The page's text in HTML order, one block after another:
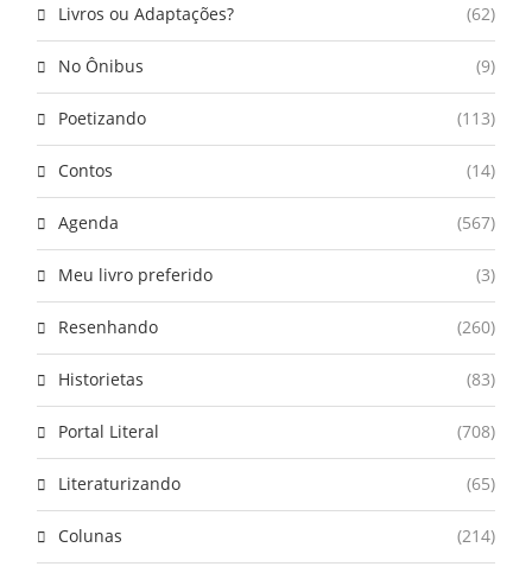
Livros ou Adaptações? (62)
No Ônibus (9)
Poetizando (113)
Contos (14)
Agenda (567)
Meu livro preferido (3)
Resenhando (260)
Historietas (83)
Portal Literal (708)
Literaturizando (65)
Colunas (214)